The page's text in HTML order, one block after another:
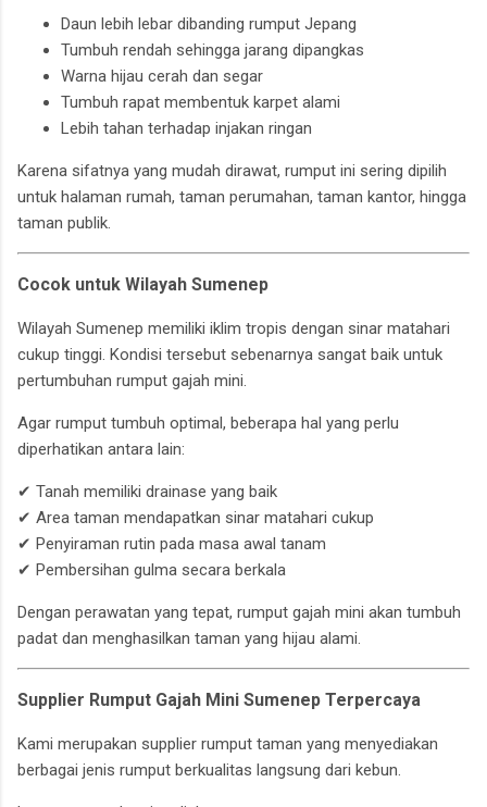
Daun lebih lebar dibanding rumput Jepang
Tumbuh rendah sehingga jarang dipangkas
Warna hijau cerah dan segar
Tumbuh rapat membentuk karpet alami
Lebih tahan terhadap injakan ringan
Karena sifatnya yang mudah dirawat, rumput ini sering dipilih
untuk halaman rumah, taman perumahan, taman kantor, hingga
taman publik.
Cocok untuk Wilayah Sumenep
Wilayah Sumenep memiliki iklim tropis dengan sinar matahari
cukup tinggi. Kondisi tersebut sebenarnya sangat baik untuk
pertumbuhan rumput gajah mini.
Agar rumput tumbuh optimal, beberapa hal yang perlu
diperhatikan antara lain:
✔ Tanah memiliki drainase yang baik
✔ Area taman mendapatkan sinar matahari cukup
✔ Penyiraman rutin pada masa awal tanam
✔ Pembersihan gulma secara berkala
Dengan perawatan yang tepat, rumput gajah mini akan tumbuh
padat dan menghasilkan taman yang hijau alami.
Supplier Rumput Gajah Mini Sumenep Terpercaya
Kami merupakan supplier rumput taman yang menyediakan
berbagai jenis rumput berkualitas langsung dari kebun.